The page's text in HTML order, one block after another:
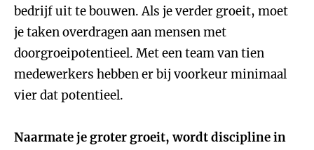
bedrijf uit te bouwen. Als je verder groeit, moet
je taken overdragen aan mensen met
doorgroeipotentieel. Met een team van tien
medewerkers hebben er bij voorkeur minimaal
vier dat potentieel.
Naarmate je groter groeit, wordt discipline in